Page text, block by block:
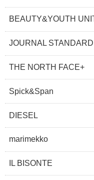
BEAUTY&YOUTH
JOURNAL STANDARD
THE NORTH FACE+
Spick&Span
DIESEL
marimekko
IL BISONTE